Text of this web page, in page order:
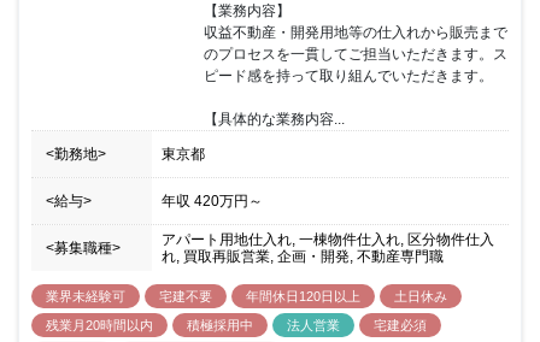
【業務内容】
収益不動産・開発用地等の仕入れから販売まで
のプロセスを一貫してご担当いただきます。ス
ピード感を持って取り組んでいただきます。
【具体的な業務内容...
<勤務地> 東京都
<給与> 年収 420万円 ～
<募集職種>
アパート用地仕入れ, 一棟物件仕入れ, 区分物件仕入
れ, 買取再販営業, 企画・開発, 不動産専門職
業界未経験可 宅建不要 年間休日120日以上
土日休み
残業月20時間以内
積極採用中 法人営業
宅建必須